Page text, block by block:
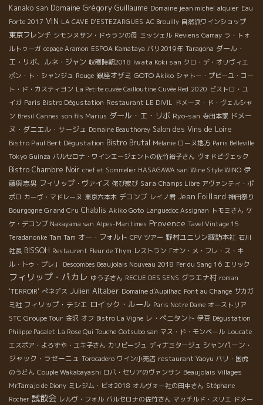
Kanako san Domaine Grégory Guillaume Domaine jean michel alquier Eau
Forte 2017 VIN LA CAVE D’ESTEZARGUES AC Brouilly 自然派ワインショップ
東京フレンチ シモンヌサン・ドゥランの母 ミッシェル Reviens Gamay ラ・トォ
ルトゥーガ cepage Aramon ESPOA Kamataya パリ2019年 Taragona ダール・
エ・リボ、ルネ・ジャン 収穫時期2018 Iwata Koki san クロ・デ・オリヴィエ
ポン・ト・シャンジュ Rouge 銀座オザミ GOTO Akiko シャトー・プピーユ・コー
ト・ド・カスティヨン La Petite cuvée Cailloutine Cuvée Red 2020 ビストロ・ユ
イガ Paris Bistro Dégustation Restaurant LE DIVIL ドメーヌ・ド・ヴェルシャ
ン Bresil Cannes son fils Marius ダール・エ・リボ Ryo-san 寺田本家 ドメー
ヌ・ダニエル・サージュ Domaine Beauthorey Salon des Vins de Loire
Bistro Paul Bert Dégustation Bistro Brutal Mélanie ローヌ地方 Paris Belleville
Tokyo Guinza バルセロナ・ワインエージェントの佐竹裕子さん ヴォドピヴェック
Bistro Chambre Noir chef et Sommelier HASAGAWA san Wine Style WINO 伊
藤與志男 フィリップ・ヴァイス 侘び寂び Sara Champs Libre アヴァンティ・ポ
ポロ カーヴ・マドレーヌ 東京六本木 デコンブ レイノ君 Jean Foillard 神田祭り
Bourgogne Grand Cru Chablis Akiko Goto Languedoc Assignan トモミさん ケ
ケ・デコンブ Nakayama san Alpes-Maritimes Provence Tavel Vintage 15
Teradanonke Tam Tam オー・フォルト CPV ツアー 野村ユニソン諏訪本社 石川
社長 BISSOH Restaurent Fleur de Thym レストラン「オン・メ・フレ・ス・キ
ル・トゥ・プレ」
Descombes Beaujolais Nouveau 2018 Fer du Sang 16 エリック
フィリップ・パカレ ゆう子さん RECUE DES SENS グラエナ村 roman
'TERROIR' ぺネデス Julien Altaber Domaine d'Aupilhac Pont au Change サカガ
ミ社 フィリップ・テシエ ロイック・ルール Paris Notre Dame オーストリア
STC Groupe Tour 金沢 オフ Bistro La Vigne レ・ぺニタント 伊豆 Dégustation
Philippe Pacalet La Rose Qui Touche Ootsubo san マス・ド・モンペール Loucate
エスポア・よろずや・ユキ子さん カリピージュ ディナミタージュ シャンパーン・
ジャック・ラセーニュ Torocadero ワイン小売店 restaurant Yaoyu パリ・国虎
のうどん Couple Wakabayashi ロバ・セリアのヴァンサン Beaujolais Villages
Mr.Tamajo de Diony ミレジム・ビオ2018 オルヴォー社の田中さん Stéphane
Rocher 試飲会 レルヴ・フォル バルセロナの佐竹さん マッチルド・スリエ ドメー